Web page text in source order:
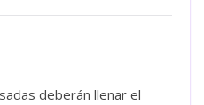
deberán llenar el